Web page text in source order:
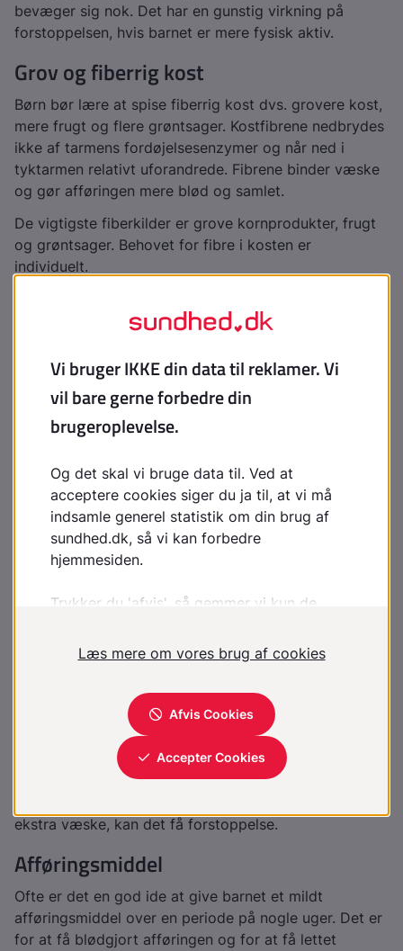
bevæger sig nok. Det har en gunstig virkning på
forstoppelsen, hvis barnet er mere fysisk aktiv.
Grov og fiberrig kost
Børn bør lære at spise fiberrig kost dvs. grovere kost,
mere frugt og flere grøntsager. Kostfibrene nedbrydes
ikke af tarmens fordøjelsesenzymer og når ned i
tyktarmen relativt uforandrede. Fibrene binder væske
og gør afføringen mere blød og samlet.
De vigtigste fiberkilder er grove kornprodukter, frugt
og grøntsager. Behovet for fibre i kosten er
individuelt.
kerner), fuldkornsbrød, knækbrød (specielt
havregryn grøntsager (specielt kål, løg, gulerødder,
selleri, pastinak, rødbeder, persillerod, ærter og
bønner) samt i frugt, tørret frugt, tørrede bælgfrugter,
nødder og grønt. Det er ikke nok at spise groft brød,
er for lavt.
Du kan gå efter Fuldkornslogoet, som er din garanti
for, at produktet har et højt indhold af fiber.
Rigeligt med væske
En medvirkende faktor til forstoppelse kan være, at
og have god effekt på afføringens konsistens.
Enkelte børn drikker meget mælk. Her bør man skære
ned på mælken og erstatte den med vand.
Et barn på cirka 20 kg skal under normale
omstændigheder drikke cirka 1,5 l væske dagligt.
ekstra væske, kan det få forstoppelse.
Afføringsmiddel
Ofte er det en god ide at give barnet et mildt
afføringsmiddel over en periode på nogle uger. Det er
for at få blødgjort afføringen og for at få lettet